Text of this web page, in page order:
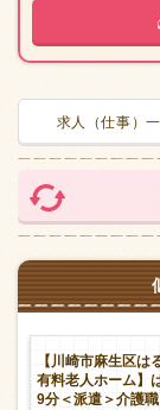
求人（仕事）
【川崎市麻生区は
有料老人ホーム】
9分＜派遣＞介護